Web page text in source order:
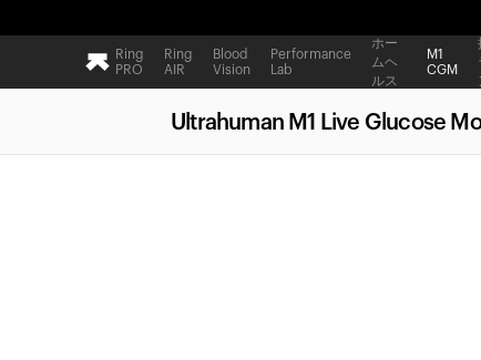
Ring
PRO
Ring
AIR
Blood
Vision
Performance
Lab
ホー
ムヘ
ルス
M1
CGM
Ultrahuman M1 Live Glucose